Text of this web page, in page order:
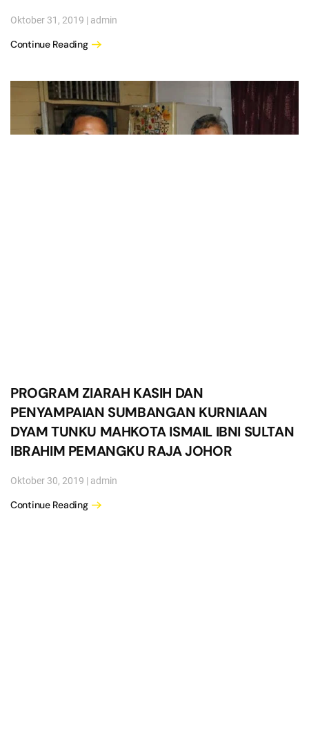
Oktober 31, 2019 | admin
Continue Reading
PROGRAM ZIARAH KASIH DAN
PENYAMPAIAN SUMBANGAN KURNIAAN
DYAM TUNKU MAHKOTA ISMAIL IBNI SULTAN
IBRAHIM PEMANGKU RAJA JOHOR
Oktober 30, 2019 | admin
Continue Reading